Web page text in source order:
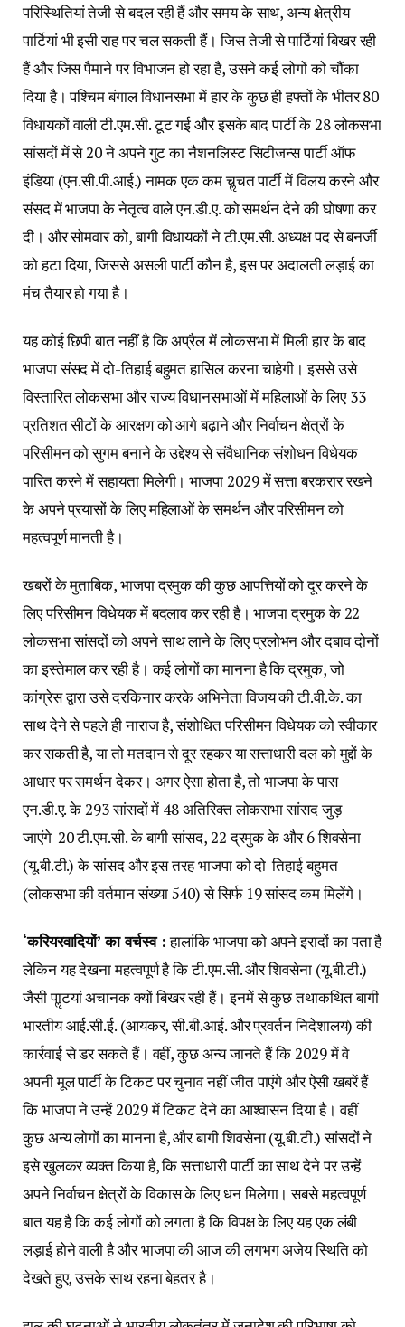
परिस्थितियां तेजी से बदल रही हैं और समय के साथ, अन्य क्षेत्रीय
पार्टियां भी इसी राह पर चल सकती हैं। जिस तेजी से पार्टियां बिखर रही
हैं और जिस पैमाने पर विभाजन हो रहा है, उसने कई लोगों को चौंका
दिया है। पश्चिम बंगाल विधानसभा में हार के कुछ ही हफ्तों के भीतर 80
विधायकों वाली टी.एम.सी. टूट गई और इसके बाद पार्टी के 28 लोकसभा
सांसदों में से 20 ने अपने गुट का नैशनलिस्ट सिटीजन्स पार्टी ऑफ
इंडिया (एन.सी.पी.आई.) नामक एक कम चॢचत पार्टी में विलय करने और
संसद में भाजपा के नेतृत्व वाले एन.डी.ए. को समर्थन देने की घोषणा कर
दी। और सोमवार को, बागी विधायकों ने टी.एम.सी. अध्यक्ष पद से बनर्जी
को हटा दिया, जिससे असली पार्टी कौन है, इस पर अदालती लड़ाई का
मंच तैयार हो गया है।
यह कोई छिपी बात नहीं है कि अप्रैल में लोकसभा में मिली हार के बाद
भाजपा संसद में दो-तिहाई बहुमत हासिल करना चाहेगी। इससे उसे
विस्तारित लोकसभा और राज्य विधानसभाओं में महिलाओं के लिए 33
प्रतिशत सीटों के आरक्षण को आगे बढ़ाने और निर्वाचन क्षेत्रों के
परिसीमन को सुगम बनाने के उद्देश्य से संवैधानिक संशोधन विधेयक
पारित करने में सहायता मिलेगी। भाजपा 2029 में सत्ता बरकरार रखने
के अपने प्रयासों के लिए महिलाओं के समर्थन और परिसीमन को
महत्वपूर्ण मानती है।
खबरों के मुताबिक, भाजपा द्रमुक की कुछ आपत्तियों को दूर करने के
लिए परिसीमन विधेयक में बदलाव कर रही है। भाजपा द्रमुक के 22
लोकसभा सांसदों को अपने साथ लाने के लिए प्रलोभन और दबाव दोनों
का इस्तेमाल कर रही है। कई लोगों का मानना है कि द्रमुक, जो
कांग्रेस द्वारा उसे दरकिनार करके अभिनेता विजय की टी.वी.के. का
साथ देने से पहले ही नाराज है, संशोधित परिसीमन विधेयक को स्वीकार
कर सकती है, या तो मतदान से दूर रहकर या सत्ताधारी दल को मुद्दों के
आधार पर समर्थन देकर। अगर ऐसा होता है, तो भाजपा के पास
एन.डी.ए. के 293 सांसदों में 48 अतिरिक्त लोकसभा सांसद जुड़
जाएंगे-20 टी.एम.सी. के बागी सांसद, 22 द्रमुक के और 6 शिवसेना
(यू.बी.टी.) के सांसद और इस तरह भाजपा को दो-तिहाई बहुमत
(लोकसभा की वर्तमान संख्या 540) से सिर्फ 19 सांसद कम मिलेंगे।
‘करियरवादियों’ का वर्चस्व :हालांकि भाजपा को अपने इरादों का पता है
लेकिन यह देखना महत्वपूर्ण है कि टी.एम.सी. और शिवसेना (यू.बी.टी.)
जैसी पाॢटयां अचानक क्यों बिखर रही हैं। इनमें से कुछ तथाकथित बागी
भारतीय आई.सी.ई. (आयकर, सी.बी.आई. और प्रवर्तन निदेशालय) की
कार्रवाई से डर सकते हैं। वहीं, कुछ अन्य जानते हैं कि 2029 में वे
अपनी मूल पार्टी के टिकट पर चुनाव नहीं जीत पाएंगे और ऐसी खबरें हैं
कि भाजपा ने उन्हें 2029 में टिकट देने का आश्वासन दिया है। वहीं
कुछ अन्य लोगों का मानना है, और बागी शिवसेना (यू.बी.टी.) सांसदों ने
इसे खुलकर व्यक्त किया है, कि सत्ताधारी पार्टी का साथ देने पर उन्हें
अपने निर्वाचन क्षेत्रों के विकास के लिए धन मिलेगा। सबसे महत्वपूर्ण
बात यह है कि कई लोगों को लगता है कि विपक्ष के लिए यह एक लंबी
लड़ाई होने वाली है और भाजपा की आज की लगभग अजेय स्थिति को
देखते हुए, उसके साथ रहना बेहतर है।